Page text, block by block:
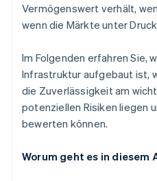
Vermögenswert verhält,
wenn die Märkte unter
Im Folgenden erfahren Sie,
Infrastruktur aufgebaut ist,
die Zuverlässigkeit am
potenziellen Risiken liegen
bewerten können.
Worum geht es in diesem